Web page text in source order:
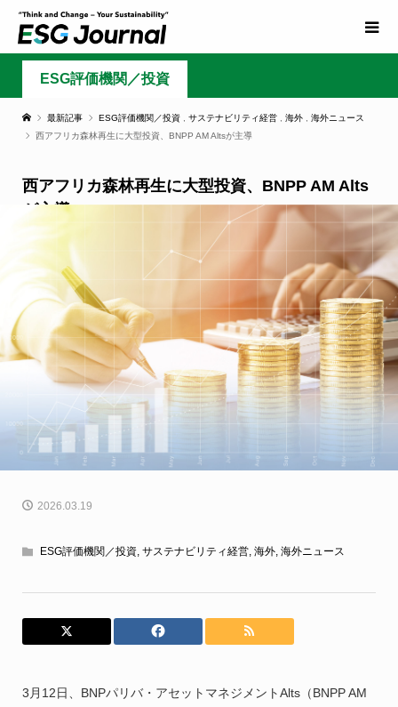
ESG評価機関／投資
最新記事 ESG評価機関／投資 サステナビリティ経営 海外
海外ニュース
西アフリカ森林再生に大型投資、BNPP AM Altsが主導
西アフリカ森林再生に大型投資、BNPP AM Alts
が主導
2026.03.19
ESG評価機関／投資, サステナビリティ経営, 海外, 海外ニュース
3月12日、BNPパリバ・アセットマネジメントAlts（BNPP AM